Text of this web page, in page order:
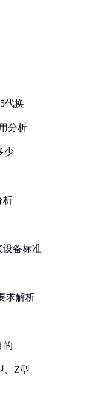
代换
分析
少
析
设备标准
求解析
的
、Z型